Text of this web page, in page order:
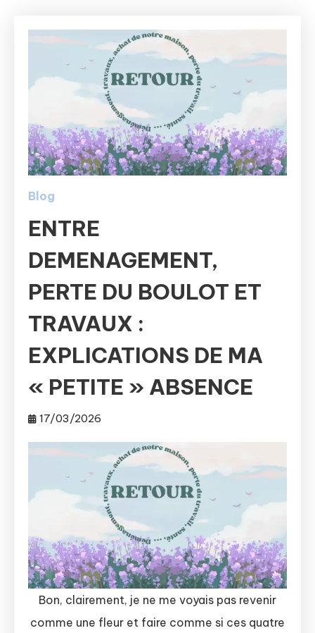
Blog
ENTRE
DEMENAGEMENT,
PERTE DU BOULOT ET
TRAVAUX :
EXPLICATIONS DE MA
« PETITE » ABSENCE
17/03/2026
Bon, clairement, je ne me voyais pas revenir
comme une fleur et faire comme si ces quatre